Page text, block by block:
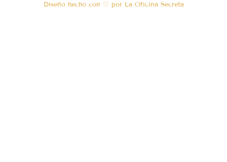
Diseño hecho con ♡ por La Oficina Secreta